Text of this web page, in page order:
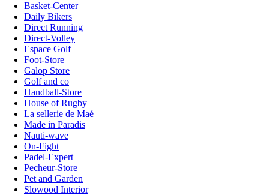
Basket-Center
Daily Bikers
Direct Running
Direct-Volley
Espace Golf
Foot-Store
Galop Store
Golf and co
Handball-Store
House of Rugby
La sellerie de Maé
Made in Paradis
Nauti-wave
On-Fight
Padel-Expert
Pecheur-Store
Pet and Garden
Slowood Interior